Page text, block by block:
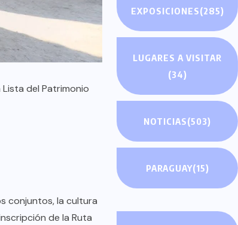
del Patrimonio
conjuntos, la cultura
de la Ruta
EXPOSICIONES(285)
LUGARES A VISITAR
(34)
NOTICIAS(503)
PARAGUAY(15)